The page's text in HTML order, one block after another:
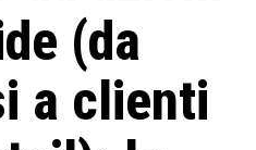
(da
a clienti